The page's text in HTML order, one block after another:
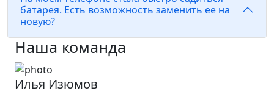
батарея. Есть возможность заменить ее на
новую?
Наша команда
Илья Изюмов